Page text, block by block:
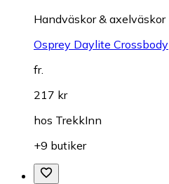
Handväskor & axelväskor
Osprey Daylite Crossbody
fr.
217 kr
hos TrekkInn
+9 butiker